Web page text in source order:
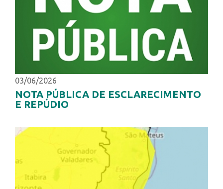
03/06/2026
NOTA PÚBLICA DE ESCLARECIMENTO
E REPÚDIO